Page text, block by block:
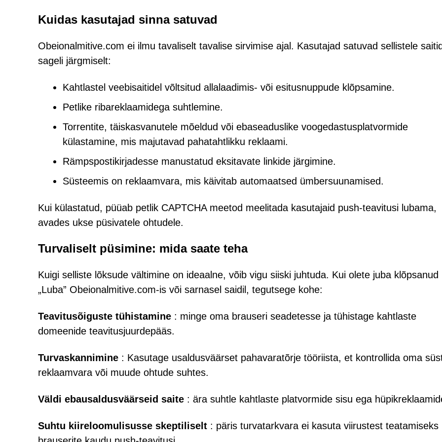
Kuidas kasutajad sinna satuvad
Obeionalmitive.com ei ilmu tavaliselt tavalise sirvimise ajal. Kasutajad satuvad sellistele
sageli järgmiselt:
Kahtlastel veebisaitidel võltsitud allalaadimis- või esitusnuppude klõpsamine.
Petlike ribareklaamidega suhtlemine.
Torrentite, täiskasvanutele mõeldud või ebaseaduslike voogedastusplatvormide
külastamine, mis majutavad pahatahtlikku reklaami.
Rämpspostikirjadesse manustatud eksitavate linkide järgimine.
Süsteemis on reklaamvara, mis käivitab automaatsed ümbersuunamised.
Kui külastatud, püüab petlik CAPTCHA meetod meelitada kasutajaid push-teavitusi lubama,
avades ukse püsivatele ohtudele.
Turvaliselt püsimine: mida saate teha
Kuigi selliste lõksude vältimine on ideaalne, võib vigu siiski juhtuda. Kui olete juba klõpsanud
„Luba” Obeionalmitive.com-is või sarnasel saidil, tegutsege kohe:
Teavitusõiguste tühistamine : minge oma brauseri seadetesse ja tühistage kahtlaste
domeenide teavitusjuurdepääs.
Turvaskannimine : Kasutage usaldusväärset pahavaratõrje tööriista, et kontrollida oma
reklaamvara või muude ohtude suhtes.
Väldi ebausaldusväärseid saite : ära suhtle kahtlaste platvormide sisu ega
Suhtu kiireloomulisusse skeptiliselt : päris turvatarkvara ei kasuta viirustest teatamiseks